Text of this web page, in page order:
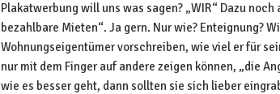
Plakatwerbung will uns was sagen? „WIR“ Dazu
bezahlbare Mieten“. Ja gern. Nur wie? Enteignung?
Wohnungseigentümer vorschreiben, wie viel er für
nur mit dem Finger auf andere zeigen können, „die
wie es besser geht, dann sollten sie sich lieber